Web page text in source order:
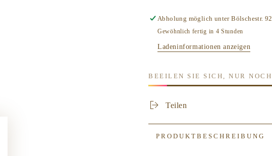
Seifenschale
HEXAGON
by
Mark
weiß
RN
Seifenschale
HEXAGON
by
Mark
weiß
RN
Abholung möglich unterBölschestr. 92
Gewöhnlich fertig in 4 Stunden
Ladeninformationen anzeigen
BEEILEN SIE SICH, NUR NOCH
Teilen
PRODUKTBESCHREIBUNG